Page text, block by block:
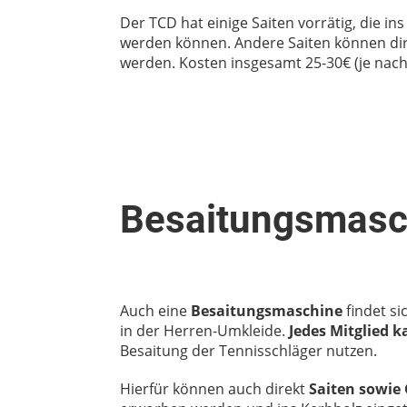
Der TCD hat einige Saiten vorrätig, die
werden können. Andere Saiten können
werden. Kosten insgesamt 25-30€ (je
Auch eine Besaitungsmaschinefindet
in der Herren-Umkleide. Jedes Mitglied
Besaitung der Tennisschläger nutzen.
Hierfür können auch direktSaiten sowie